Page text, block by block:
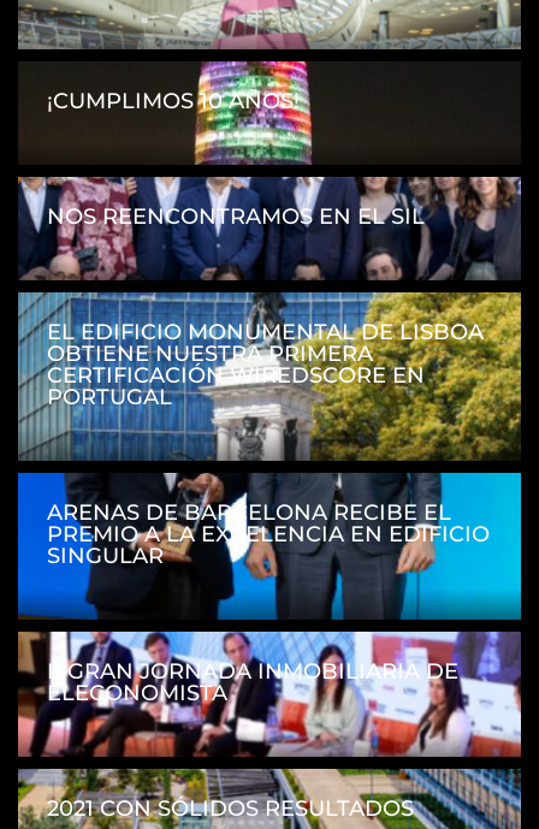
¡CUMPLIMOS 10 AÑOS!
NOS REENCONTRAMOS EN EL SIL
EL EDIFICIO MONUMENTAL DE LISBOA
OBTIENE NUESTRA PRIMERA
CERTIFICACIÓN WIREDSCORE EN
PORTUGAL
ARENAS DE BARCELONA RECIBE EL
PREMIO A LA EXCELENCIA EN EDIFICIO
SINGULAR
II GRAN JORNADA INMOBILIARIA DE
ELECONOMISTA
2021 CON SÓLIDOS RESULTADOS